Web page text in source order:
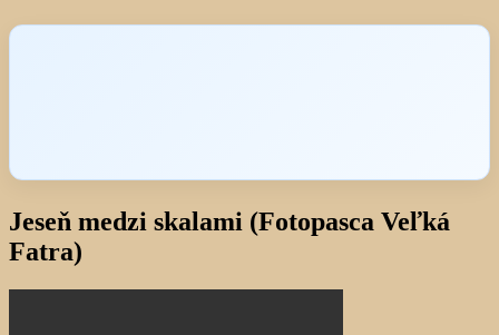
Jeseň medzi skalami (Fotopasca Veľká
Fatra)